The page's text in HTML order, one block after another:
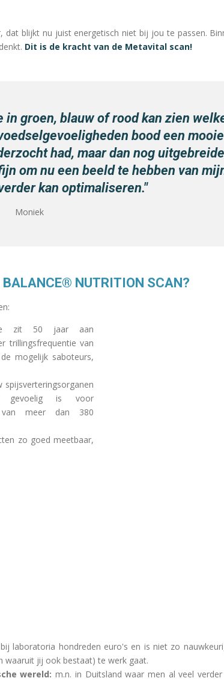
blijkt nu juist energetisch niet bij jou te passen.
Dit is de kracht van de Metavital scan!
groen, blauw of rood kan zien
bood een
had, maar dan nog
om nu een beeld te hebben van
kan optimaliseren."
Moniek
® NUTRITION SCAN?
zit 50 jaar aan
trillingsfrequentie van
mogelijk saboteurs,
spijsverteringsorganen
gevoelig is voor
van meer dan 380
zo goed meetbaar,
laboratoria hondreden euro's en is niet zo
jij ook bestaat) te werk gaat.
wereld:m.n. in Duitsland waar men al veel